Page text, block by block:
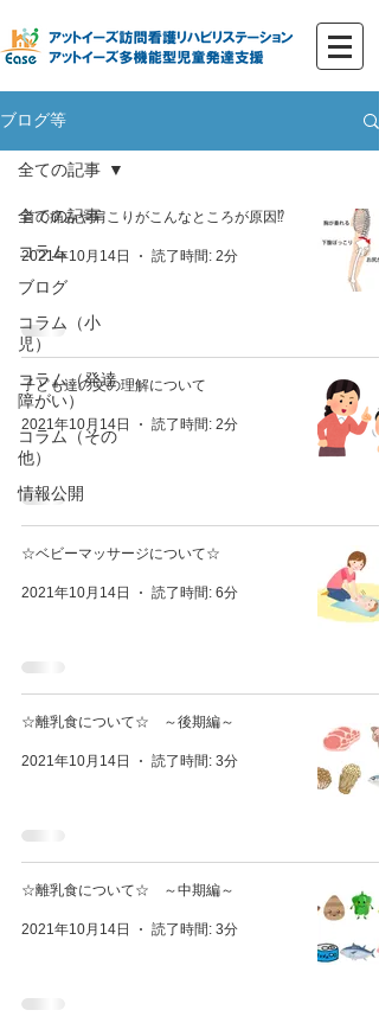
ブログ等
全ての記事
コラム
ブログ
コラム（小
児）
コラム（発達
障がい）
コラム（その
他）
情報公開
全ての記事
首の痛みや肩こりがこんなところが原因⁉️
2021年10月14日 読了時間: 2分
子ども達の文の理解について
2021年10月14日 読了時間: 2分
☆ベビーマッサージについて☆
2021年10月14日 読了時間: 6分
☆離乳食について☆ ～後期編～
2021年10月14日 読了時間: 3分
☆離乳食について☆ ～中期編～
2021年10月14日 読了時間: 3分